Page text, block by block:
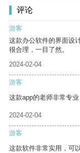
评论
游客
这款办公软件的界面设
很合理，一目了然。
2024-02-04
游客
这款app的老师非常专
2024-02-04
游客
这款软件非常实用，可